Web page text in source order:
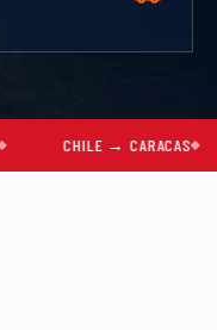
CHILE → CARACAS